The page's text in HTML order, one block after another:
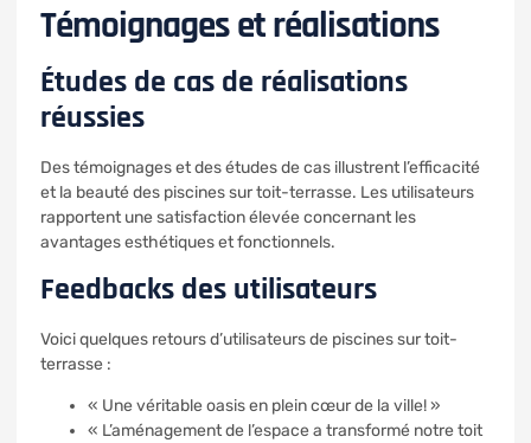
Témoignages et réalisations
Études de cas de réalisations
réussies
Des témoignages et des études de cas illustrent l’efficacité
et la beauté des piscines sur toit-terrasse. Les utilisateurs
rapportent une satisfaction élevée concernant les
avantages esthétiques et fonctionnels.
Feedbacks des utilisateurs
Voici quelques retours d’utilisateurs de piscines sur toit-
terrasse :
« Une véritable oasis en plein cœur de la ville! »
« L’aménagement de l’espace a transformé notre toit